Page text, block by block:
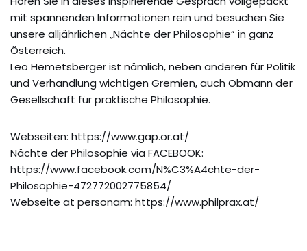
mit spannenden Informationen rein und besuchen Sie
unsere alljährlichen „Nächte der Philosophie“ in ganz
Österreich.
Leo Hemetsberger ist nämlich, neben anderen für Politik
und Verhandlung wichtigen Gremien, auch Obmann der
Gesellschaft für praktische Philosophie.
Webseiten: https://www.gap.or.at/
Nächte der Philosophie via FACEBOOK:
https://www.facebook.com/N%C3%A4chte-der-
Philosophie-472772002775854/
Webseite at personam: https://www.philprax.at/